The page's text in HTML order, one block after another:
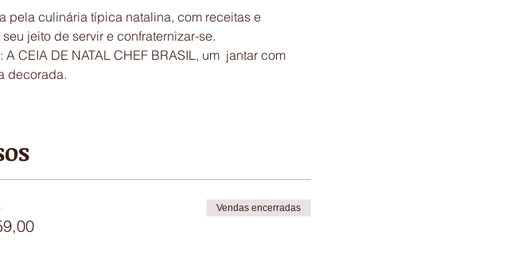
pela culinária típica natalina, com receitas e
CEIA DE NATAL CHEF BRASIL, um  jantar com
decorada.
Vendas encerradas